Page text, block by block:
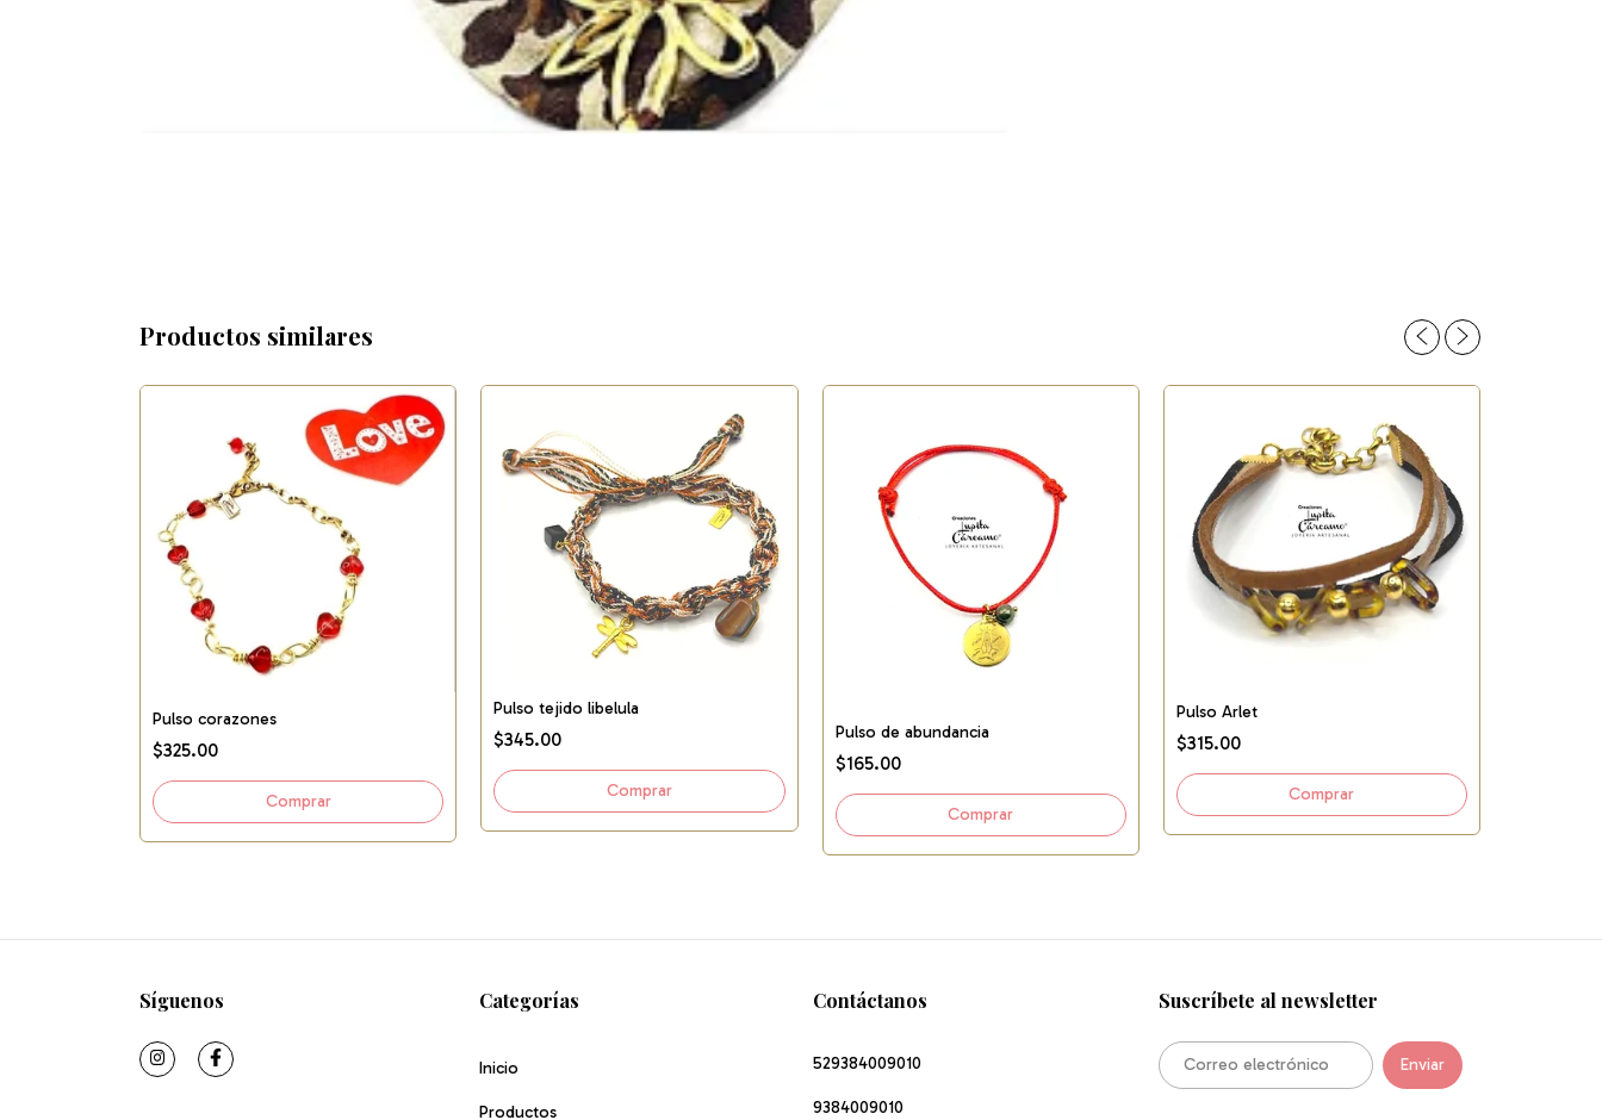
Productos similares
Pulso corazones
$325.00
Pulso tejido libelula
$345.00 Pulso de abundancia
$165.00
Pulso Arlet
$315.00
Síguenos Categorías
Inicio
Productos
Contáctanos
529384009010
9384009010
Suscríbete al newsletter